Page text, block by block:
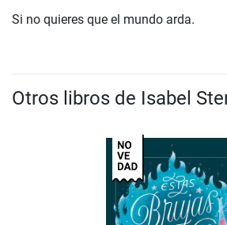
Si no quieres que el mundo arda.
Otros libros de Isabel